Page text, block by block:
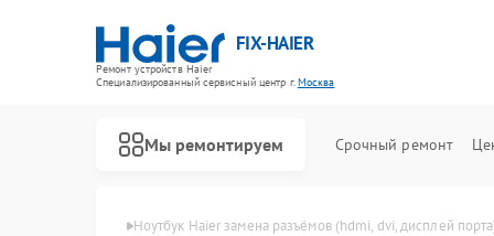
FIX-HAIER
Ремонт устройств Haier
Специализированный cервисный центр г.Москва
Мы ремонтируем Срочный ремонт
Ноутбук Haier замена разъёмов (hdmi, dvi, дисплей